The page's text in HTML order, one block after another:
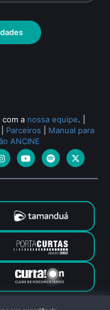
a nossa equipe.
Parceiros
Manual para
ANCINE